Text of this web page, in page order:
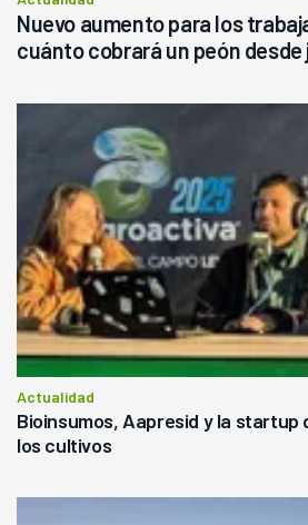
Nuevo aumento para los
cuánto cobrará un peón desde
Actualidad
Bioinsumos, Aapresid y la
los cultivos